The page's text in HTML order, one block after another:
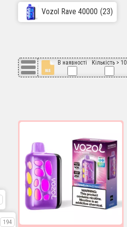
Vozol Rave 40000 (23)
В наявності Кількість > 10
194